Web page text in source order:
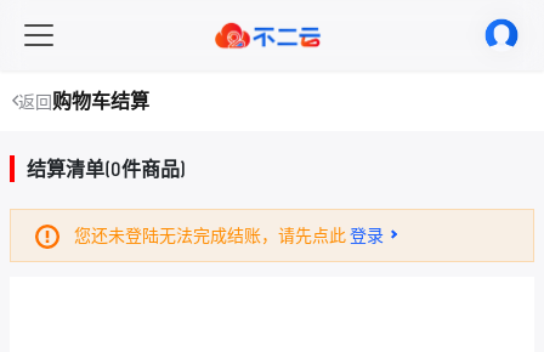
返回购物车结算
结算清单(0件商品)
您还未登陆无法完成结账，请先点此登录